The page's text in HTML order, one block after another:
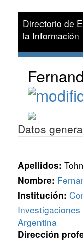
Directorio de
la Información
Datos
Apellidos:
Nombre:
Institución:
Argentina
Dirección